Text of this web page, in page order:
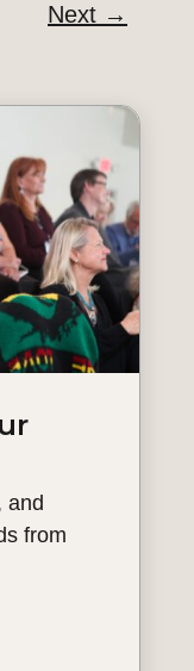
Next →
and
from